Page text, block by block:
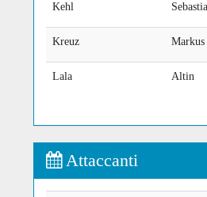
Kehl
Kreuz Markus
Lala Altin
Attaccanti